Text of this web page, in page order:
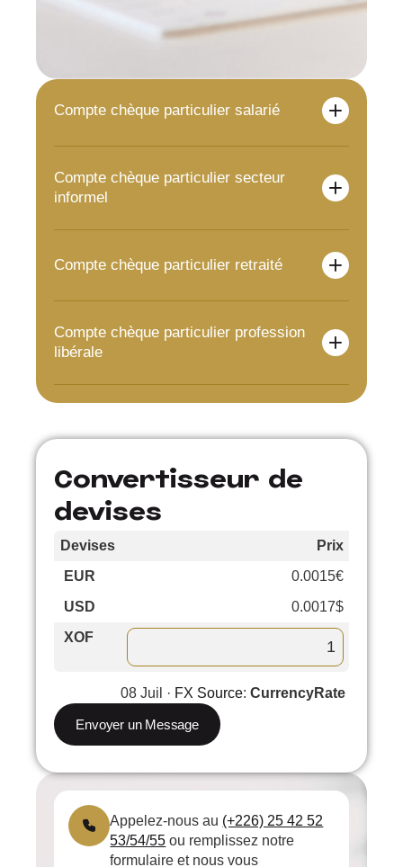
Compte chèque particulier salarié
Compte chèque particulier secteur
informel
Compte chèque particulier retraité
Compte chèque particulier profession
libérale
Convertisseur de
devises
Devises Prix
EUR
0.0015€
USD
0.0017$
XOF
08 Juil · FX Source: CurrencyRate
Envoyer un Message
Appelez-nous au (+226) 25 42 52
53/54/55 ou remplissez notre
formulaire et nous vous